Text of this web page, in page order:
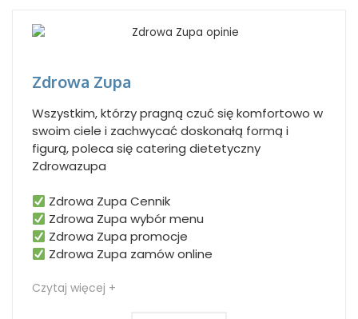
Zdrowa Zupa
Wszystkim, którzy pragną czuć się komfortowo w
swoim ciele i zachwycać doskonałą formą i
figurą, poleca się catering dietetyczny
Zdrowazupa
Zdrowa Zupa Cennik
Zdrowa Zupa wybór menu
Zdrowa Zupa promocje
Zdrowa Zupa zamów online
Czytaj więcej +